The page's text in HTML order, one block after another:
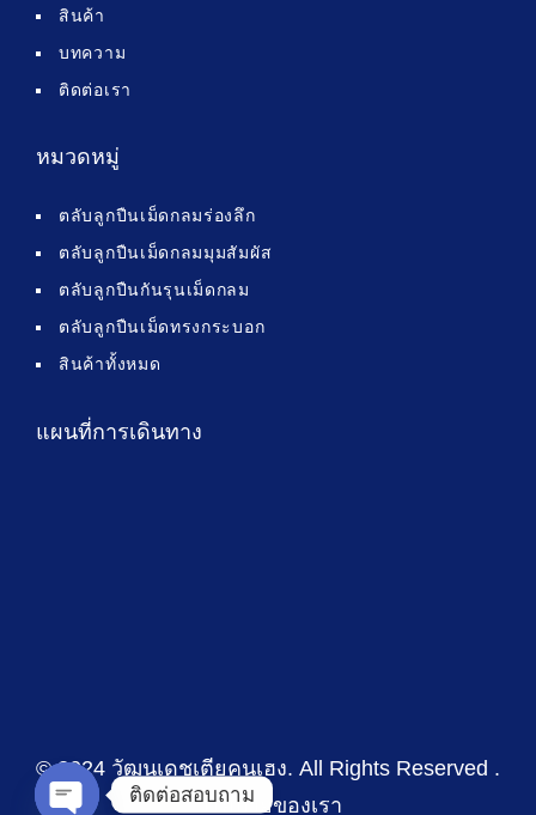
สินค้า
บทความ
ติดต่อเรา
หมวดหมู่
ตลับลูกปืนเม็ดกลมร่องลึก
ตลับลูกปืนเม็ดกลมมุมสัมผัส
ตลับลูกปืนกันรุนเม็ดกลม
ตลับลูกปืนเม็ดทรงกระบอก
สินค้าทั้งหมด
แผนที่การเดินทาง
© 2024 วัฒนเดชเตียคุนเฮง. All Rights Reserved .
นโยบายของเรา
ติดต่อสอบถาม